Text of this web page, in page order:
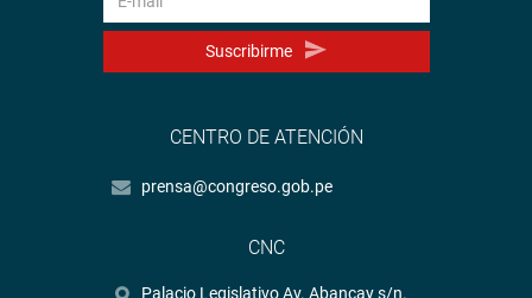
Suscribirme
CENTRO DE ATENCIÓN
prensa@congreso.gob.pe
CNC
Palacio Legislativo Av. Abancay s/n.